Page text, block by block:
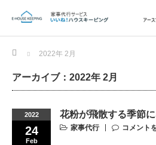
Home 2022年 2月
アーカイブ：2022年 2月
2022
24
Feb
花粉が飛散する季節に
家事代行 コメント